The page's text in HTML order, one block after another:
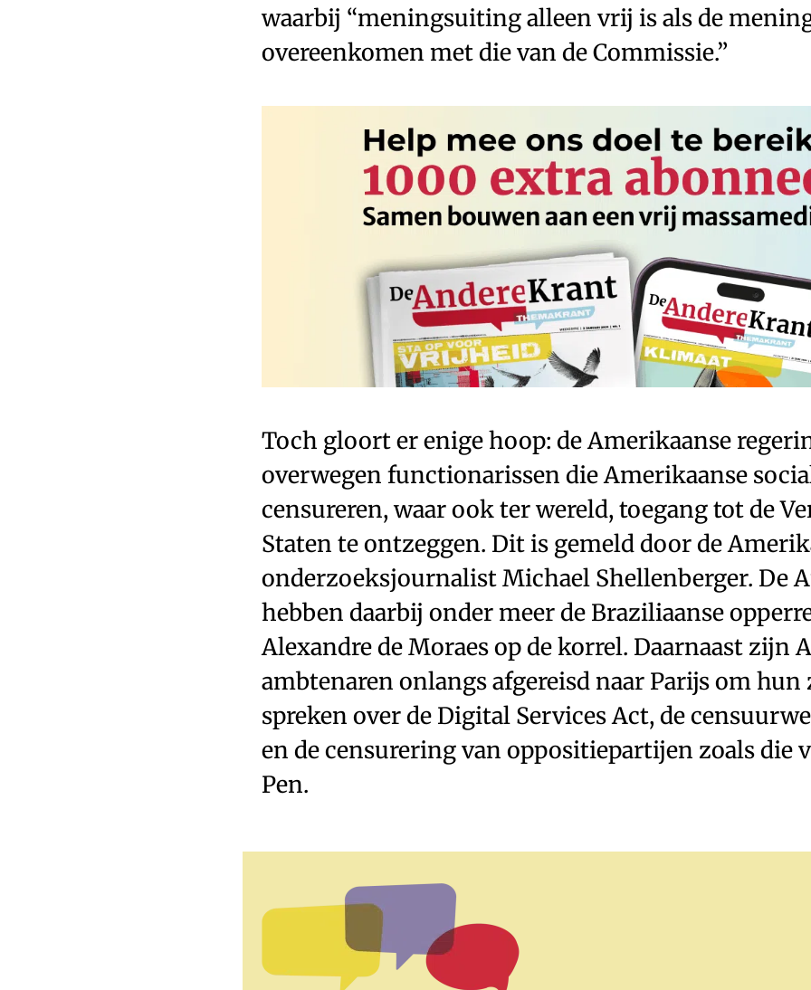
waarbij “meningsuiting alleen vrij is als de
overeenkomen met die van de Commissie.”
Toch gloort er enige hoop: de Amerikaanse
overwegen functionarissen die Amerikaanse
censureren, waar ook ter wereld, toegang tot de
Staten te ontzeggen. Dit is gemeld door de
onderzoeksjournalist Michael Shellenberger. De
hebben daarbij onder meer de Braziliaanse
Alexandre de Moraes op de korrel. Daarnaast zijn
ambtenaren onlangs afgereisd naar Parijs om
spreken over de Digital Services Act, de
en de censurering van oppositiepartijen zoals die
Pen.